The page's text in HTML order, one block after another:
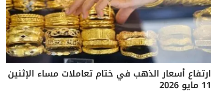
ارتفاع أسعار الذهب في ختام تعاملات مساء الإثنين
11 مايو 2026